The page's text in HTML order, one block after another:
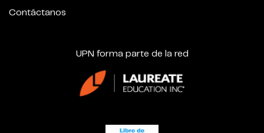
Contáctanos
UPN forma parte de la red